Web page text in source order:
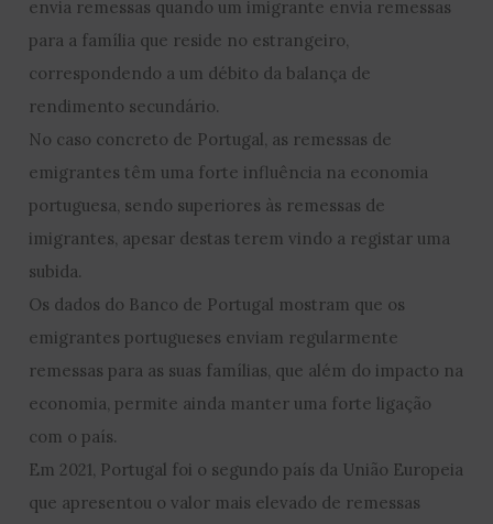
envia remessas quando um imigrante envia remessas
para a família que reside no estrangeiro,
correspondendo a um débito da balança de
rendimento secundário.
No caso concreto de Portugal, as remessas de
emigrantes têm uma forte influência na economia
portuguesa, sendo superiores às remessas de
imigrantes, apesar destas terem vindo a registar uma
subida.
Os dados do Banco de Portugal mostram que os
emigrantes portugueses enviam regularmente
remessas para as suas famílias, que além do impacto na
economia, permite ainda manter uma forte ligação
com o país.
Em 2021, Portugal foi o segundo país da União Europeia
que apresentou o valor mais elevado de remessas